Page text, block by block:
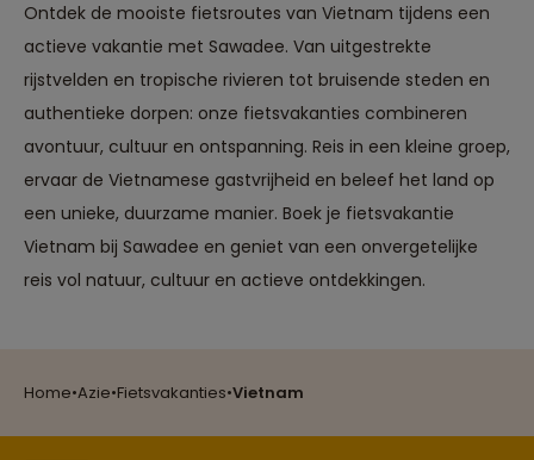
Home•Azie•Fietsvakanties•Vietnam
Ontdek de mooiste fietsroutes van Vietnam tijdens een
actieve vakantie met Sawadee. Van uitgestrekte
rijstvelden en tropische rivieren tot bruisende steden en
authentieke dorpen: onze fietsvakanties combineren
avontuur, cultuur en ontspanning. Reis in een kleine groep,
ervaar de Vietnamese gastvrijheid en beleef het land op
een unieke, duurzame manier. Boek je fietsvakantie
Vietnam bij Sawadee en geniet van een onvergetelijke
reis vol natuur, cultuur en actieve ontdekkingen.